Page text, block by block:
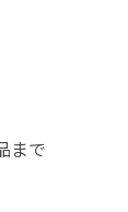
まで